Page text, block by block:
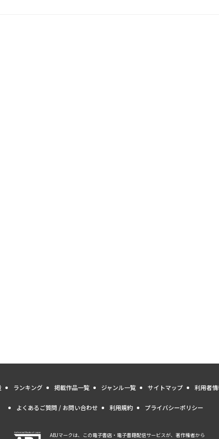
ランキング 掲載作品一覧 ジャンル一覧 サイトマップ 利用者
よくあるご質問 / お問い合わせ 利用規約 プライバシーポリシー
ABJマークは、この電子書店・電子書籍配信サービスが、著作権者から